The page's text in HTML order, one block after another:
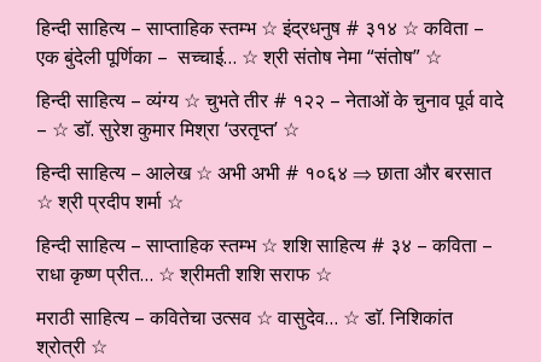
हिन्दी साहित्य – साप्ताहिक स्तम्भ ☆ इंद्रधनुष # ३१४ ☆ कविता –
एक बुंदेली पूर्णिका – सच्चाई… ☆ श्री संतोष नेमा “संतोष” ☆
हिन्दी साहित्य – व्यंग्य ☆ चुभते तीर # १२२ – नेताओं के चुनाव पूर्व वादे
– ☆ डॉ. सुरेश कुमार मिश्रा ‘उरतृप्त’ ☆
हिन्दी साहित्य – आलेख ☆ अभी अभी # १०६४ ⇒ छाता और बरसात
☆ श्री प्रदीप शर्मा ☆
हिन्दी साहित्य – साप्ताहिक स्तम्भ ☆ शशि साहित्य # ३४ – कविता –
राधा कृष्ण प्रीत… ☆ श्रीमती शशि सराफ ☆
मराठी साहित्य – कवितेचा उत्सव ☆ वासुदेव… ☆ डाॅ. निशिकांत
श्रोत्री ☆